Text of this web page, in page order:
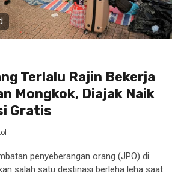
Terlalu Rajin Bekerja
Mongkok, Diajak Naik
Gratis
penyeberangan orang (JPO) di
salah satu destinasi berleha leha saat